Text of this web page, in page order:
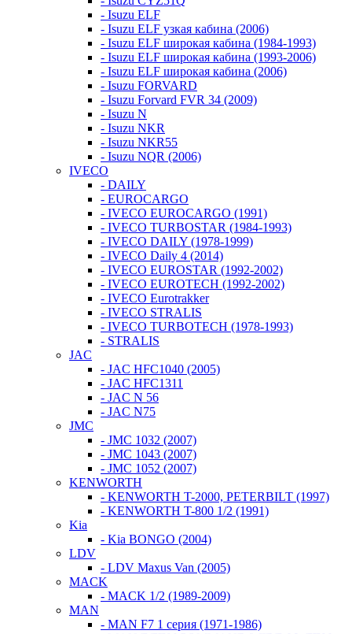
- Isuzu ELF
- Isuzu ELF узкая кабина (2006)
- Isuzu ELF широкая кабина (1984-1993)
- Isuzu ELF широкая кабина (1993-2006)
- Isuzu ELF широкая кабина (2006)
- Isuzu FORVARD
- Isuzu Forvard FVR 34 (2009)
- Isuzu N
- Isuzu NKR
- Isuzu NKR55
- Isuzu NQR (2006)
IVECO
- DAILY
- EUROCARGO
- IVECO EUROCARGO (1991)
- IVECO TURBOSTAR (1984-1993)
- IVECO DAILY (1978-1999)
- IVECO Daily 4 (2014)
- IVECO EUROSTAR (1992-2002)
- IVECO EUROTECH (1992-2002)
- IVECO Eurotrakker
- IVECO STRALIS
- IVECO TURBOTECH (1978-1993)
- STRALIS
JAC
- JAC HFC1040 (2005)
- JAC HFC1311
- JAC N 56
- JAC N75
JMC
- JMC 1032 (2007)
- JMC 1043 (2007)
- JMC 1052 (2007)
KENWORTH
- KENWORTH T-2000, PETERBILT (1997)
- KENWORTH T-800 1/2 (1991)
Kia
- Kia BONGO (2004)
LDV
- LDV Maxus Van (2005)
MACK
- MACK 1/2 (1989-2009)
MAN
- MAN F7 1 серия (1971-1986)